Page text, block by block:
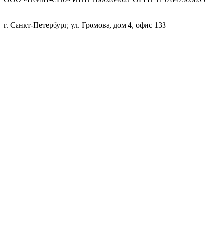
г. Санкт-Петербург, ул. Громова, дом 4, офис 133